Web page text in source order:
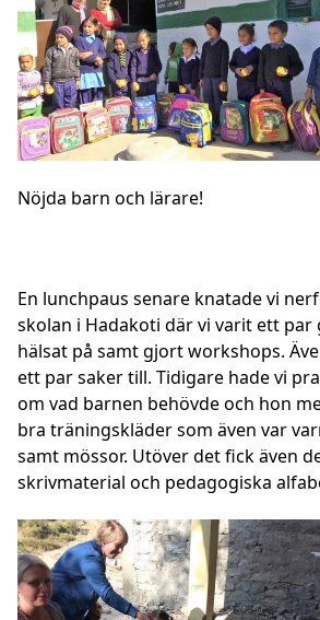
Nöjda barn och lärare!
En lunchpaus senare knatade vi
skolan i Hadakoti där vi varit ett par
hälsat på samt gjort workshops.
ett par saker till. Tidigare hade vi
om vad barnen behövde och hon
bra träningskläder som även var
samt mössor. Utöver det fick även
skrivmaterial och pedagogiska